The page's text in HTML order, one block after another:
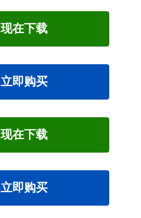
现在下载
立即购买
现在下载
立即购买